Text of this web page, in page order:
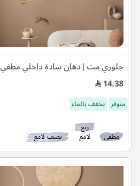
جلوري مت | دهان سادة داخلي مطفي
14.38
متوفر يخفف بالماء
مطفي
ربع
لامع نصف لامع